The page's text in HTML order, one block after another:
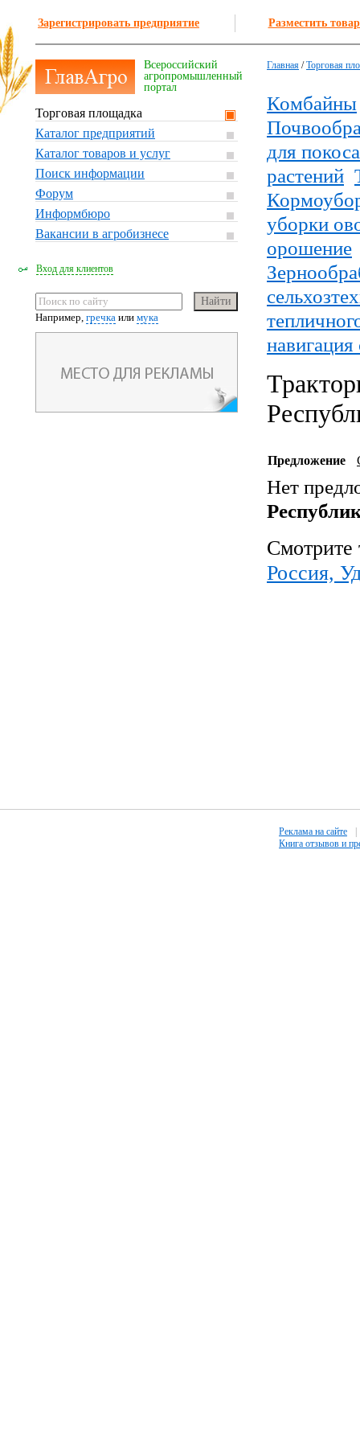
Зарегистрировать предприятие Разместить
Всероссийский
агропромышленный
портал
Торговая площадка
Каталог предприятий
Каталог товаров и услуг
Поиск информации
Форум
Информбюро
Вакансии в агробизнесе
Вход для клиентов
Например, гречка или мука
Главная /Торговая
Комбайны
для покоса
растений
уборки
орошение
навигация
Предложение
Нет
Смотрите
Россия,
Реклама на сайте
Книга отзывов и